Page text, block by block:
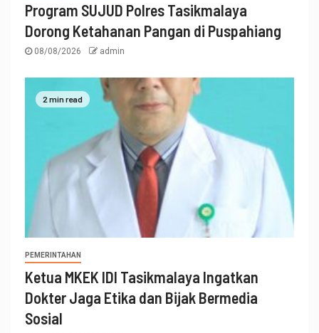
Program SUJUD Polres Tasikmalaya
Dorong Ketahanan Pangan di Puspahiang
08/08/2026 admin
2 min read
PEMERINTAHAN
Ketua MKEK IDI Tasikmalaya Ingatkan
Dokter Jaga Etika dan Bijak Bermedia
Sosial